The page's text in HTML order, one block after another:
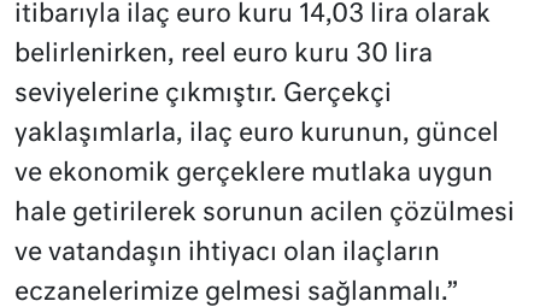
itibarıyla ilaç euro kuru 14,03 lira olarak
belirlenirken, reel euro kuru 30 lira
seviyelerine çıkmıştır. Gerçekçi
yaklaşımlarla, ilaç euro kurunun, güncel
ve ekonomik gerçeklere mutlaka uygun
hale getirilerek sorunun acilen çözülmesi
ve vatandaşın ihtiyacı olan ilaçların
eczanelerimize gelmesi sağlanmalı.”